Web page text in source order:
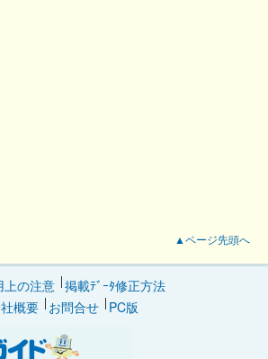
▲ページ先頭へ
上の注意 掲載ﾃﾞｰﾀ修正方法
概要
お問合せ PC版